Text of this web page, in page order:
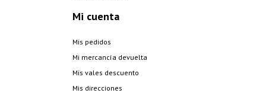
Mi cuenta
Mis pedidos
Mi mercancía devuelta
Mis vales descuento
Mis direcciones